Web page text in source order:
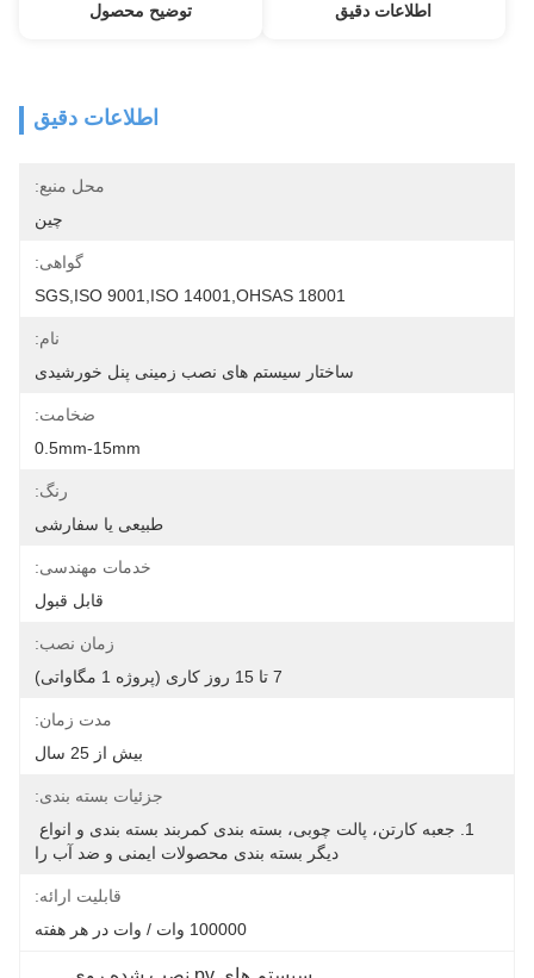
اطلاعات دقیق توضیح محصول
اطلاعات دقیق
محل منبع:
چين
گواهی:
SGS,ISO 9001,ISO 14001,OHSAS 18001
نام:
ساختار سیستم های نصب زمینی پنل خورشیدی
ضخامت:
0.5mm-15mm
رنگ:
طبیعی یا سفارشی
خدمات مهندسی:
قابل قبول
زمان نصب:
7 تا 15 روز کاری (پروژه 1 مگاواتی)
مدت زمان:
بیش از 25 سال
جزئیات بسته بندی:
دیگر بسته بندی محصولات ایمنی و ضد آب را
قابلیت ارائه:
100000 وات / وات در هر هفته